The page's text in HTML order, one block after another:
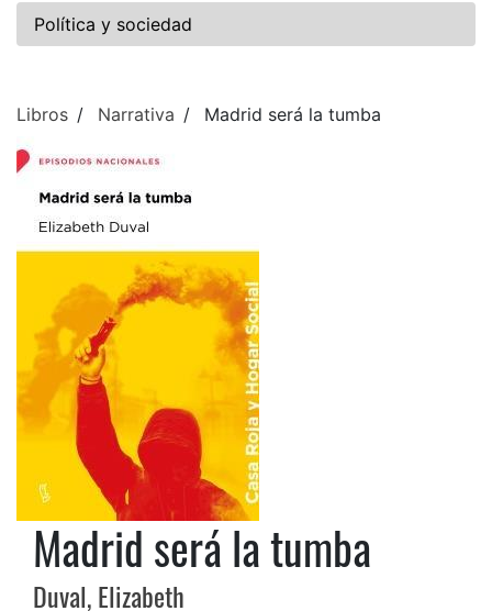
Política y sociedad
Libros Narrativa Madrid será la tumba
Madrid será la tumba
Duval, Elizabeth